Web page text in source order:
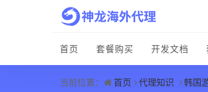
首页 套餐购买 开发文档
当前位置： 首页 代理知识 韩国